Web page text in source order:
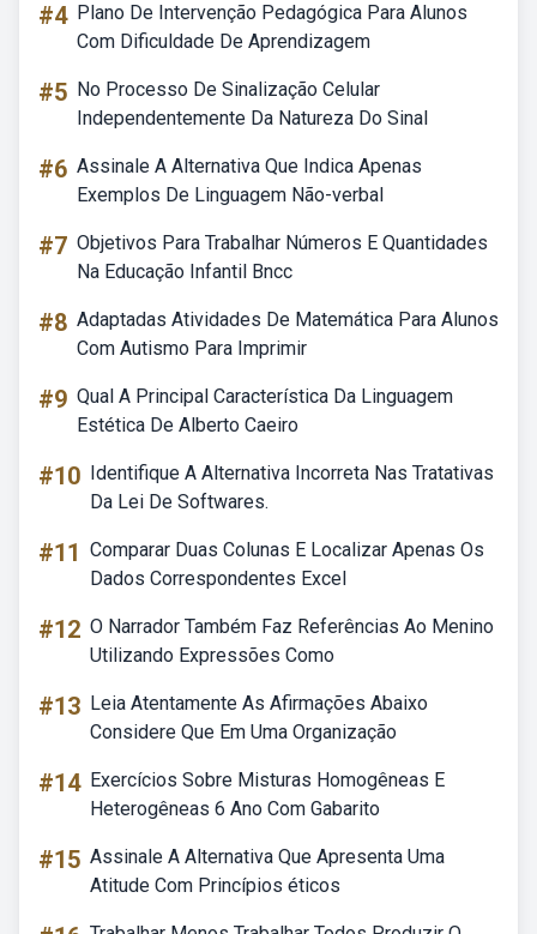
#4 Plano De Intervenção Pedagógica Para Alunos
Com Dificuldade De Aprendizagem
#5 No Processo De Sinalização Celular
Independentemente Da Natureza Do Sinal
#6 Assinale A Alternativa Que Indica Apenas
Exemplos De Linguagem Não-verbal
#7 Objetivos Para Trabalhar Números E Quantidades
Na Educação Infantil Bncc
#8 Adaptadas Atividades De Matemática Para Alunos
Com Autismo Para Imprimir
#9 Qual A Principal Característica Da Linguagem
Estética De Alberto Caeiro
#10 Identifique A Alternativa Incorreta Nas Tratativas
Da Lei De Softwares.
#11 Comparar Duas Colunas E Localizar Apenas Os
Dados Correspondentes Excel
#12 O Narrador Também Faz Referências Ao Menino
Utilizando Expressões Como
#13 Leia Atentamente As Afirmações Abaixo
Considere Que Em Uma Organização
#14 Exercícios Sobre Misturas Homogêneas E
Heterogêneas 6 Ano Com Gabarito
#15 Assinale A Alternativa Que Apresenta Uma
Atitude Com Princípios éticos